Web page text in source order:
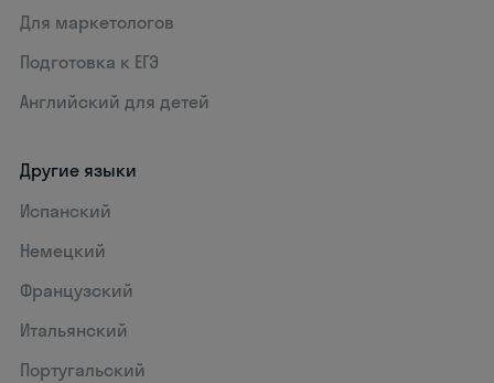
Для маркетологов
Подготовка к ЕГЭ
Английский для детей
Другие языки
Испанский
Немецкий
Французский
Итальянский
Португальский